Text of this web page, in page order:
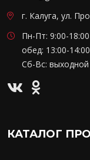
г. Калуга, ул.
Пн-Пт: 9:00-18:00
обед: 13:00-14:00
Сб-Вс: выходной
КАТАЛОГ